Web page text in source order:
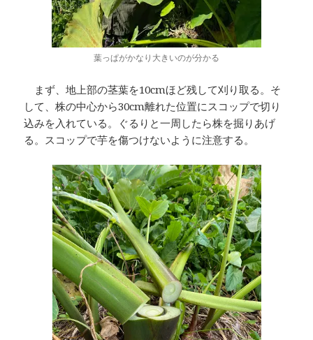
葉っぱがかなり大きいのが分かる
まず、地上部の茎葉を10cmほど残して刈り取る。そ
して、株の中心から30cm離れた位置にスコップで切り
込みを入れている。ぐるりと一周したら株を掘りあげ
る。スコップで芋を傷つけないように注意する。